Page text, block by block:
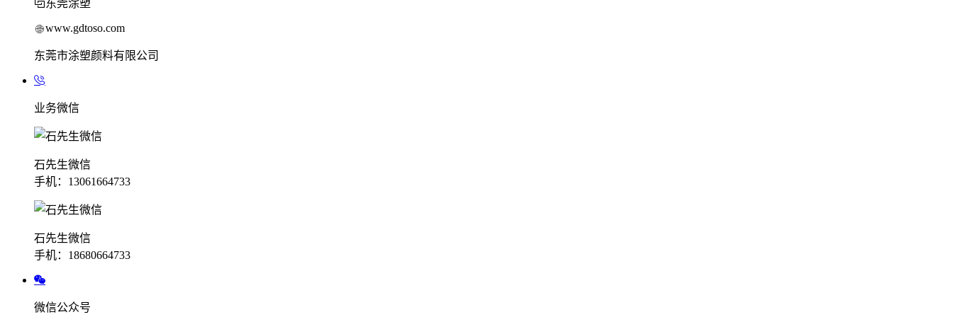
东莞涂塑
www.gdtoso.com
东莞市涂塑颜料有限公司
业务微信
石先生微信
手机：13061664733
石先生微信
手机：18680664733
微信公众号